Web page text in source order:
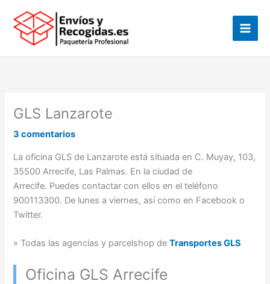
contenido
GLS Lanzarote
3 comentarios
La oficina GLS de Lanzarote está situada en C. Muyay, 103,
35500 Arrecife, Las Palmas. En la ciudad de
Arrecife. Puedes contactar con ellos en el teléfono
900113300. De lunes a viernes, así como en Facebook o
Twitter.
» Todas las agencias y parcelshop deTransportes GLS
Oficina GLS Arrecife